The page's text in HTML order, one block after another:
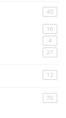
48
16
4
27
12
78